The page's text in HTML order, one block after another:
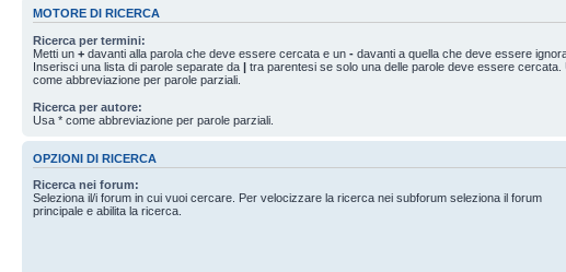
MOTORE DI RICERCA
Ricerca per termini:
Metti un + davanti alla parola che deve essere cercata e un - davanti a quella che deve essere
Inserisci una lista di parole separate da | tra parentesi se solo una delle parole deve essere cercata.
come abbreviazione per parole parziali.
Ricerca per autore:
Usa * come abbreviazione per parole parziali.
OPZIONI DI RICERCA
Ricerca nei forum:
Seleziona il/i forum in cui vuoi cercare. Per velocizzare la ricerca nei subforum seleziona il forum
principale e abilita la ricerca.